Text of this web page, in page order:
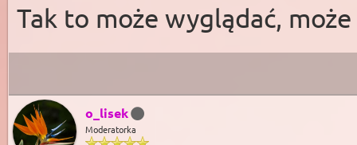
Tak to może wyglądać,
o_lisek
Moderatorka